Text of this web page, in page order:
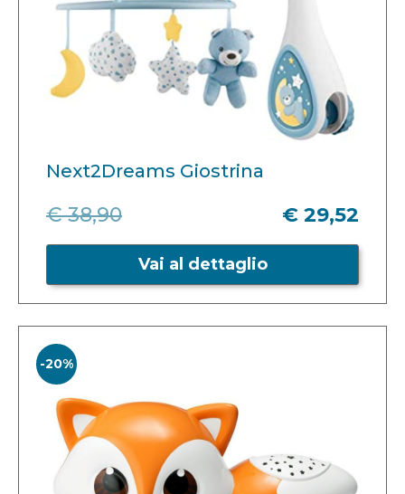
Next2Dreams Giostrina
€ 38,90 € 29,52
Vai al dettaglio
-20%